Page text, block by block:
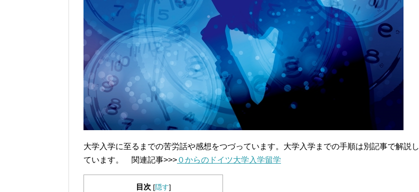
大学入学に至るまでの苦労話や感想をつづっています。大学入学までの手順は別記事で解説し
ています。 関連記事>>>０からのドイツ大学入学留学
目次 [隠す]